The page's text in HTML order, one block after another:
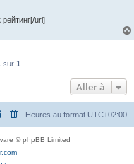
url]
sur 1
Aller à
Heures au format UTC+02:00
© phpBB Limited